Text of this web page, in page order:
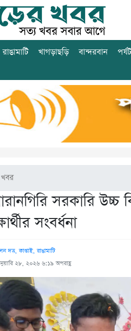
রাঙামাটি খাগড়াছড়ি বান্দরবান
খবর
সরকারি
সংবর্ধনা
দত্ত, কাপ্তাই, রাঙামাটি
২৮, ২০২৬ ৬:১৯ অপরাহ্ণ